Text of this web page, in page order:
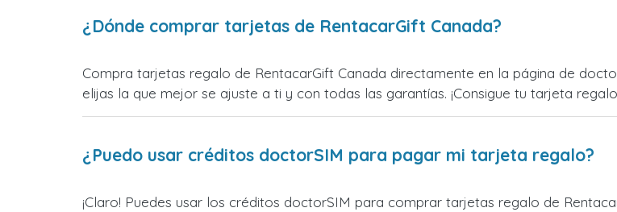
¿Dónde comprar tarjetas de RentacarGift Canada?
Compra tarjetas regalo de RentacarGift Canada directamente en la página de
elijas la que mejor se ajuste a ti y con todas las garantías. ¡Consigue tu tarjeta
¿Puedo usar créditos doctorSIM para pagar mi tarjeta regalo?
¡Claro! Puedes usar los créditos doctorSIM para comprar tarjetas regalo de